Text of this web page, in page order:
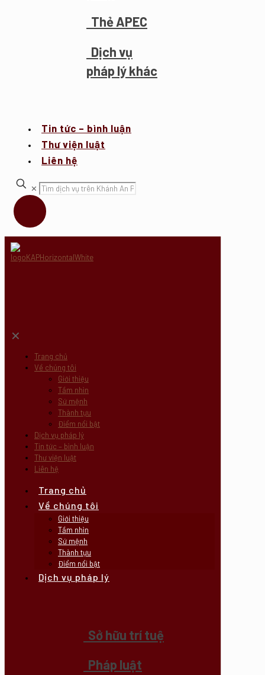
Thẻ APEC
Dịch vụ
pháp lý khác
Tin tức – bình luận
Thư viện luật
Liên hệ
✕
✕
Trang chủ
Về chúng tôi
Giới thiệu
Tầm nhìn
Sứ mệnh
Thành tựu
Điểm nổi bật
Dịch vụ pháp lý
Tin tức – bình luận
Thư viện luật
Liên hệ
Trang chủ
Về chúng tôi
Giới thiệu
Tầm nhìn
Sứ mệnh
Thành tựu
Điểm nổi bật
Dịch vụ pháp lý
Sở hữu trí tuệ
Pháp luật